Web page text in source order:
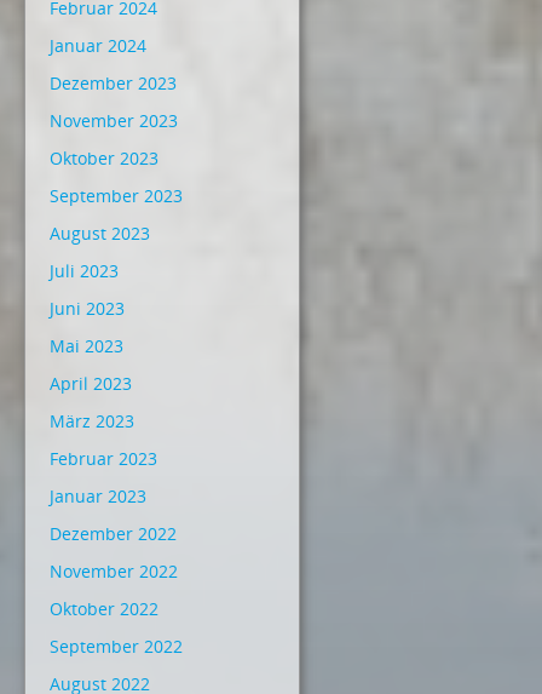
Februar 2024
Januar 2024
Dezember 2023
November 2023
Oktober 2023
September 2023
August 2023
Juli 2023
Juni 2023
Mai 2023
April 2023
März 2023
Februar 2023
Januar 2023
Dezember 2022
November 2022
Oktober 2022
September 2022
August 2022